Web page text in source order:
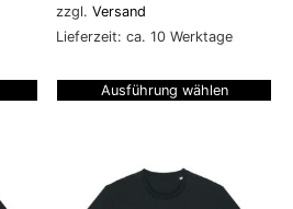
zzgl.Versand
Lieferzeit: ca. 10 Werktage
Ausführung wählen